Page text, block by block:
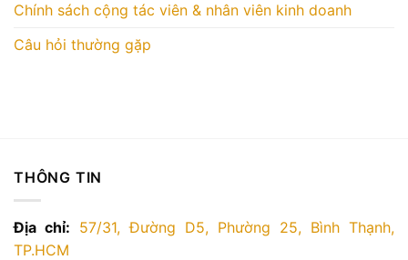
Chính sách cộng tác viên & nhân viên kinh doanh
Câu hỏi thường gặp
THÔNG TIN
Địa chỉ: 57/31, Đường D5, Phường 25, Bình Thạnh,
TP.HCM